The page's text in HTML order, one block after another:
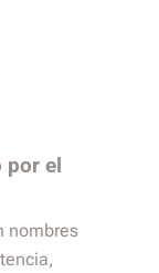
por el
nombres